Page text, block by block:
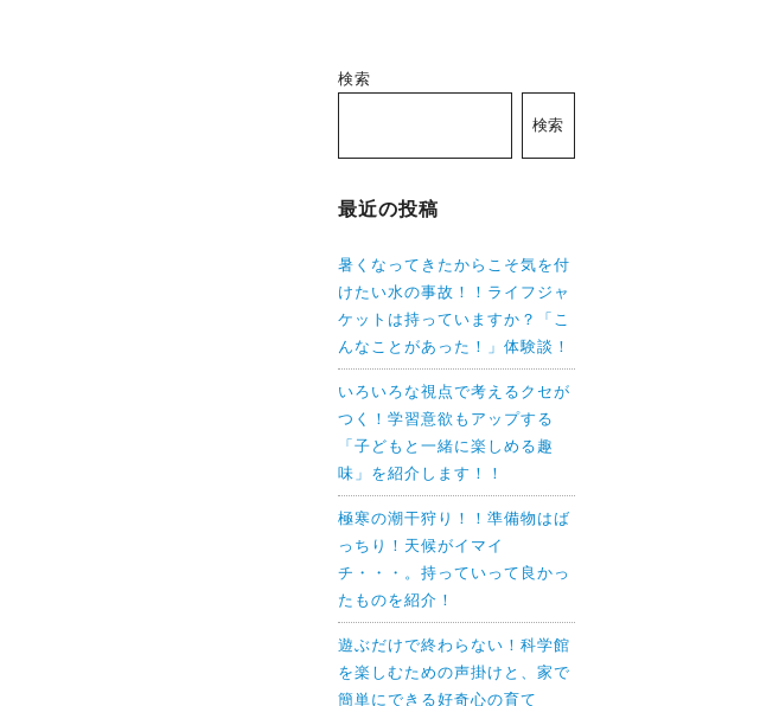
検索
検索
最近の投稿
暑くなってきたからこそ気を付
けたい水の事故！！ライフジャ
ケットは持っていますか？「こ
んなことがあった！」体験談！
いろいろな視点で考えるクセが
つく！学習意欲もアップする
「子どもと一緒に楽しめる趣
味」を紹介します！！
極寒の潮干狩り！！準備物はば
っちり！天候がイマイ
チ・・・。持っていって良かっ
たものを紹介！
遊ぶだけで終わらない！科学館
を楽しむための声掛けと、家で
簡単にできる好奇心の育て